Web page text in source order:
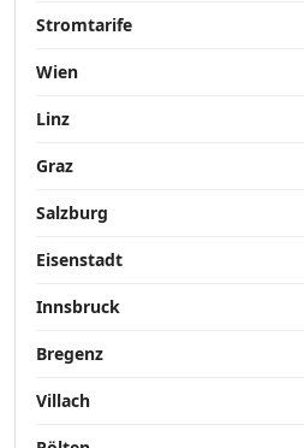
Stromtarife
Wien
Linz
Graz
Salzburg
Eisenstadt
Innsbruck
Bregenz
Villach